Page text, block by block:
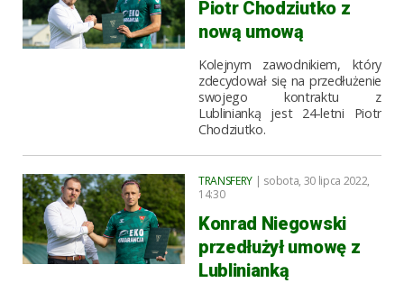
Piotr Chodziutko z
nową umową
Kolejnym zawodnikiem, który
zdecydował się na przedłużenie
swojego kontraktu z
Lublinianką jest 24-letni Piotr
Chodziutko.
TRANSFERY | sobota, 30 lipca 2022,
14:30
Konrad Niegowski
przedłużył umowę z
Lublinianką